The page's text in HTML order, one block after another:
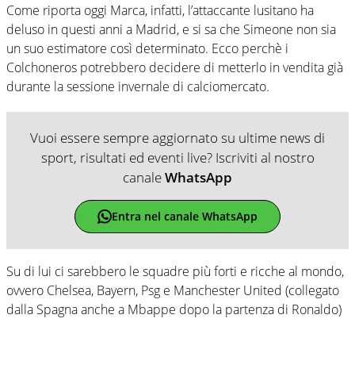
Come riporta oggi Marca, infatti, l’attaccante lusitano ha
deluso in questi anni a Madrid, e si sa che Simeone non sia
un suo estimatore così determinato. Ecco perchè i
Colchoneros potrebbero decidere di metterlo in vendita già
durante la sessione invernale di calciomercato.
Vuoi essere sempre aggiornato su ultime news di
sport, risultati ed eventi live? Iscriviti al nostro
canaleWhatsApp
Entra nel canale WhatsApp
Su di lui ci sarebbero le squadre più forti e ricche al mondo,
ovvero Chelsea, Bayern, Psg e Manchester United (collegato
dalla Spagna anche a Mbappe dopo la partenza di Ronaldo)